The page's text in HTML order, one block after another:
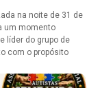
na noite de 31 de
um momento
líder do grupo de
com o propósito